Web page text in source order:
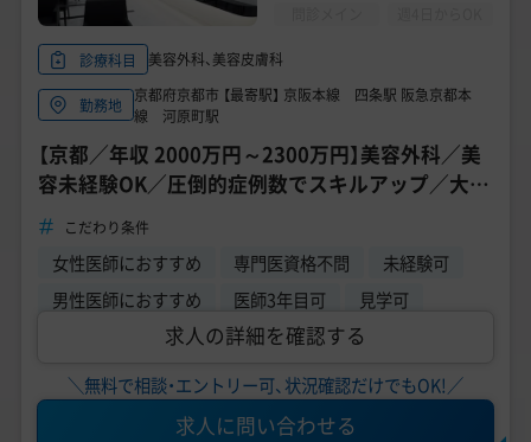
診療科目 美容外科、美容皮膚科
勤務地
京都府京都市 【最寄駅】 京阪本線 四条駅 阪急京都本
線 河原町駅
【京都／年収 2000万円～2300万円】美容外科／美
容未経験OK／圧倒的症例数でスキルアップ／大手
ならではの福利厚生で働きやすい《SBC湘南美容ク
リニック 京都院》
こだわり条件
女性医師におすすめ 専門医資格不問
未経験可
男性医師におすすめ
医師3年目可 見学可
求人の詳細を確認する
＼無料で相談・エントリー可、状況確認だけでもOK!／
求人に問い合わせる